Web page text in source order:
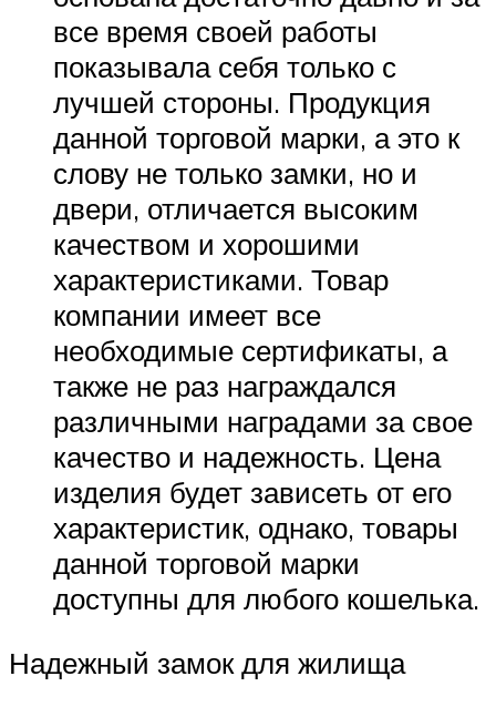
все время своей работы
показывала себя только с
лучшей стороны. Продукция
данной торговой марки, а это к
слову не только замки, но и
двери, отличается высоким
качеством и хорошими
характеристиками. Товар
компании имеет все
необходимые сертификаты, а
также не раз награждался
различными наградами за свое
качество и надежность. Цена
изделия будет зависеть от его
характеристик, однако, товары
данной торговой марки
доступны для любого кошелька.
Надежный замок для жилища